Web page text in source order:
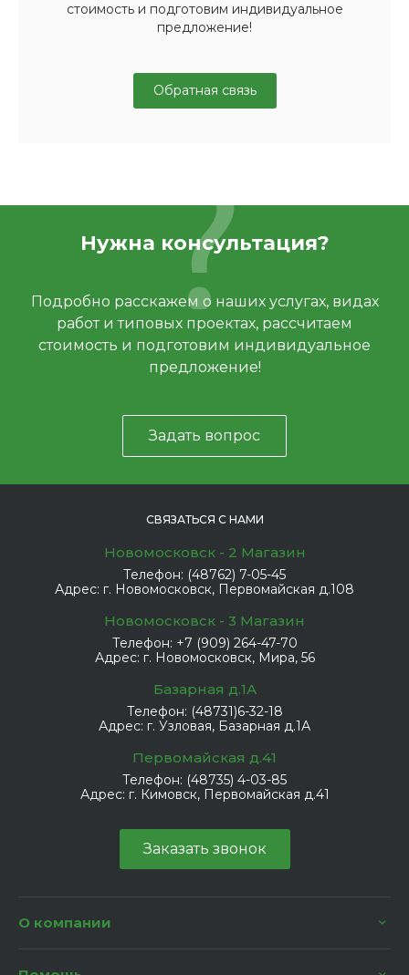
стоимость и подготовим индивидуальное
предложение!
Обратная связь
Нужна консультация?
Подробно расскажем о наших услугах, видах
работ и типовых проектах, рассчитаем
стоимость и подготовим индивидуальное
предложение!
Задать вопрос
СВЯЗАТЬСЯ С НАМИ
Новомосковск - 2 Магазин
Телефон: (48762) 7-05-45
Адрес: г. Новомосковск, Первомайская д.108
Новомосковск - 3 Магазин
Телефон: +7 (909) 264-47-70
Адрес: г. Новомосковск, Мира, 56
Базарная д.1А
Телефон: (48731)6-32-18
Адрес: г. Узловая, Базарная д.1А
Первомайская д.41
Телефон: (48735) 4-03-85
Адрес: г. Кимовск, Первомайская д.41
Заказать звонок
О компании